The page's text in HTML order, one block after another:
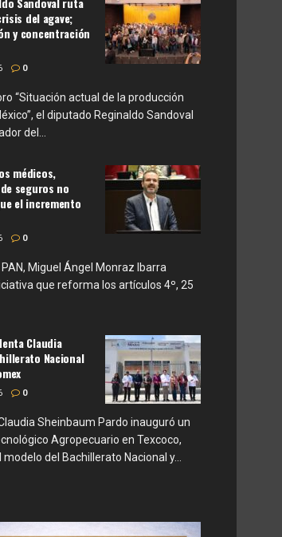
del agave;
y concentración
0
“Situación actual de la producción
el diputado Reginaldo Sandoval
del...
médicos,
seguros no
el incremento
0
Miguel Ángel Monraz Ibarra
que reforma los artículos 4º, 25
Claudia
Nacional
0
Sheinbaum Pardo inauguró un
Agropecuario en Texcoco,
del Bachillerato Nacional y...